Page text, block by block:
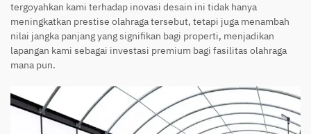
tergoyahkan kami terhadap inovasi desain ini tidak hanya
meningkatkan prestise olahraga tersebut, tetapi juga menambah
nilai jangka panjang yang signifikan bagi properti, menjadikan
lapangan kami sebagai investasi premium bagi fasilitas olahraga
mana pun.